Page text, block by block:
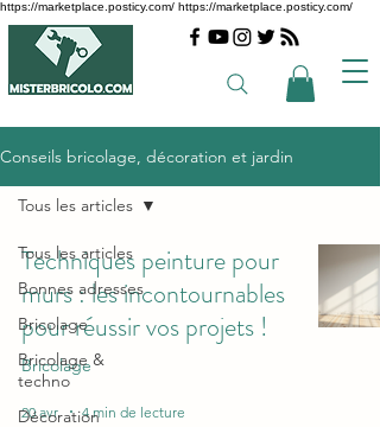
https://marketplace.posticy.com/ https://marketplace.posticy.com/
Conseils bricolage, décoration et jardin
Tous les articles
Bonnes adresses
Bricolage
Bricolage &
techno
Décoration
Tous les articles
Techniques peinture pour
murs : les incontournables
pour réussir vos projets !
Bricolage
20 avr. 4 min de lecture